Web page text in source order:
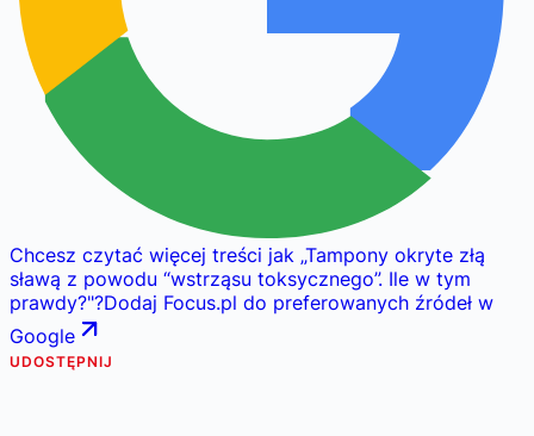
Chcesz czytać więcej treści jak „Tampony okryte złą
sławą z powodu “wstrząsu toksycznego”. Ile w tym
prawdy?"?Dodaj Focus.pl do preferowanych źródeł w
Google
UDOSTĘPNIJ